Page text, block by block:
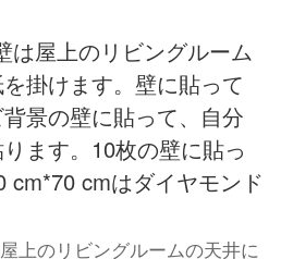
は屋上のリビングルーム
掛けます。壁に貼って
景の壁に貼って、自分
ます。10枚の壁に貼っ
cm*70 cmはダイヤモンド
上のリビングルームの天井に